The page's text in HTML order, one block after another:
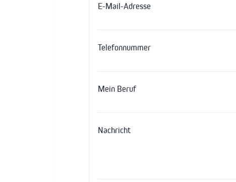
E-Mail-Adresse
Telefonnummer
Mein Beruf
Nachricht